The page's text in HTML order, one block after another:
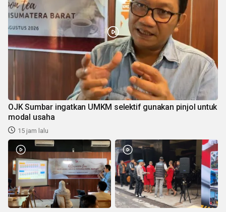
OJK Sumbar ingatkan UMKM selektif gunakan pinjol untuk
modal usaha
15 jam lalu